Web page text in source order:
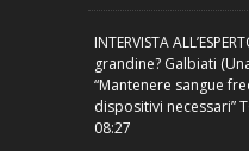
INTERVISTA
grandine? Galbiati
“Mantenere sangue
dispositivi necessari”
08:27